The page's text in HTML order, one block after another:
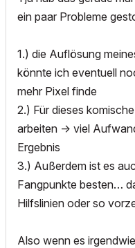
ein paar Probleme
1.) die Auflösung
könnte ich eventuell
mehr Pixel finde
2.) Für dieses
arbeiten -> viel
Ergebnis
3.) Außerdem ist es
Fangpunkte besten…
Hilfslinien oder so
Also wenn es